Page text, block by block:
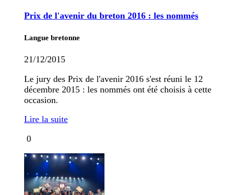
Prix de l'avenir du breton 2016 : les nommés
Langue bretonne
21/12/2015
Le jury des Prix de l'avenir 2016 s'est réuni le 12
décembre 2015 : les nommés ont été choisis à cette
occasion.
Lire la suite
0